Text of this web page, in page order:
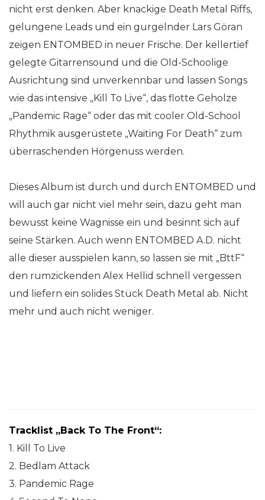
nicht erst denken. Aber knackige Death Metal Riffs,
gelungene Leads und ein gurgelnder Lars Göran
zeigen ENTOMBED in neuer Frische. Der kellertief
gelegte Gitarrensound und die Old-Schoolige
Ausrichtung sind unverkennbar und lassen Songs
wie das intensive „Kill To Live“, das flotte Geholze
„Pandemic Rage“ oder das mit cooler Old-School
Rhythmik ausgerüstete „Waiting For Death“ zum
überraschenden Hörgenuss werden.
Dieses Album ist durch und durch ENTOMBED und
will auch gar nicht viel mehr sein, dazu geht man
bewusst keine Wagnisse ein und besinnt sich auf
seine Stärken. Auch wenn ENTOMBED A.D. nicht
alle dieser ausspielen kann, so lassen sie mit „BttF“
den rumzickenden Alex Hellid schnell vergessen
und liefern ein solides Stück Death Metal ab. Nicht
mehr und auch nicht weniger.
Tracklist „Back To The Front“:
1. Kill To Live
2. Bedlam Attack
3. Pandemic Rage